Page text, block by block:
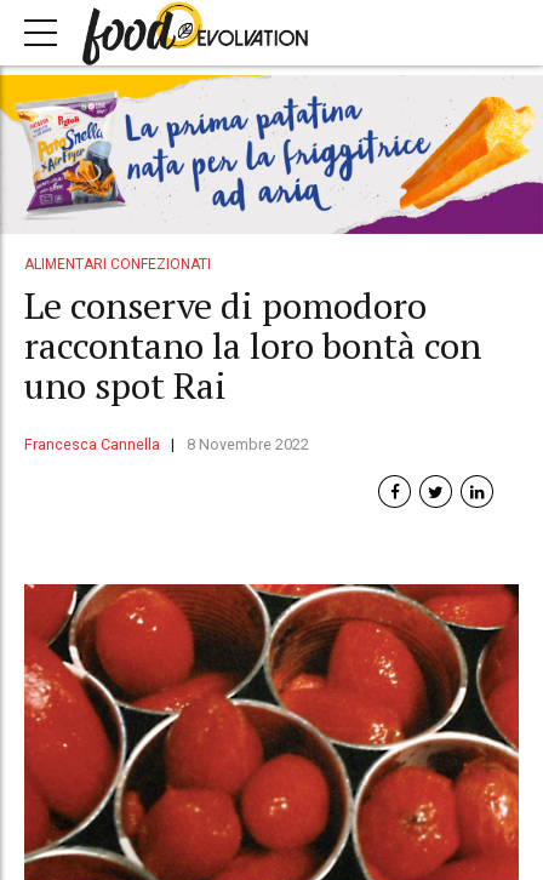
ALIMENTARI CONFEZIONATI
Le conserve di pomodoro
raccontano la loro bontà con
uno spot Rai
Francesca Cannella 8 Novembre 2022